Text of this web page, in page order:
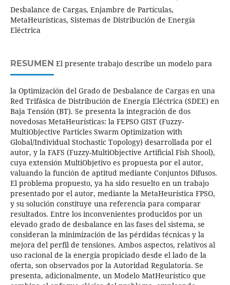
Desbalance de Cargas, Enjambre de Partículas,
MetaHeurísticas, Sistemas de Distribución de Energía
Eléctrica
RESUMEN El presente trabajo describe un modelo para
la Optimización del Grado de Desbalance de Cargas en una
Red Trifásica de Distribución de Energía Eléctrica (SDEE) en
Baja Tensión (BT). Se presenta la integración de dos
novedosas MetaHeurísticas: la FEPSO GIST (Fuzzy-
MultiObjective Particles Swarm Optimization with
Global/Individual Stochastic Topology) desarrollada por el
autor, y la FAFS (Fuzzy-MultiObjective Artificial Fish Shool),
cuya extensión MultiObjetivo es propuesta por el autor,
valuando la función de aptitud mediante Conjuntos Difusos.
El problema propuesto, ya ha sido resuelto en un trabajo
presentado por el autor, mediante la MetaHeurística FPSO,
y su solución constituye una referencia para comparar
resultados. Entre los inconvenientes producidos por un
elevado grado de desbalance en las fases del sistema, se
consideran la minimización de las pérdidas técnicas y la
mejora del perfil de tensiones. Ambos aspectos, relativos al
uso racional de la energía propiciado desde el lado de la
oferta, son observados por la Autoridad Regulatoria. Se
presenta, adicionalmente, un Modelo MatHeurístico que